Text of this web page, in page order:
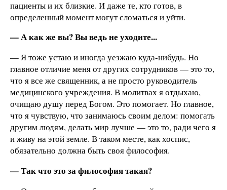
пациенты и их близкие. И даже те, кто готов, в
определенный момент могут сломаться и уйти.
— А как же вы? Вы ведь не уходите...
— Я тоже устаю и иногда уезжаю куда-нибудь. Но
главное отличие меня от других сотрудников — это то,
что я все же священник, а не просто руководитель
медицинского учреждения. В молитвах я отдыхаю,
очищаю душу перед Богом. Это помогает. Но главное,
что я чувствую, что занимаюсь своим делом: помогать
другим людям, делать мир лучше — это то, ради чего я
и живу на этой земле. В таком месте, как хоспис,
обязательно должна быть своя философия.
— Так что это за философия такая?